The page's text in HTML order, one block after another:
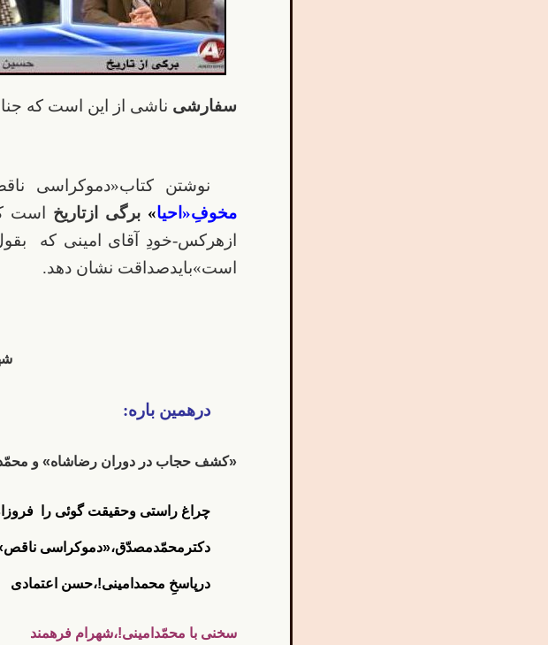
سفارشی ناشی از این است که
نوشتن کتاب«دموکراسی
مخوفِ«احیا» برگی ازتاریخ است
ازهرکس-خودِ آقای امینی که
است»بایدصداقت نشان دهد.
درهمین باره:
«کشف حجاب در دوران رضاشاه» و
چراغ راستی وحقیقت گوئی را
دکترمحمّدمصدّق،«دموکراسی
درپاسخِ محمدامینی!،حسن اعتمادی
سخنی با محمّدامینی!،شهرام فرهمند